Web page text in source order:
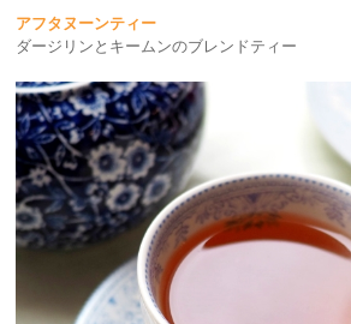
アフタヌーンティー
ダージリンとキームンのブレンドティー